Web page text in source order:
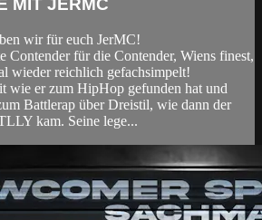
MIT JERMC
wir für euch JerMC!
Contender für die Contender, Wiens finest,
wieder reichlich gefachsimpelt!
wie er zum HipHop gefunden hat und
Battlerap über Dreistil, wie dann der
kam. Seine lege...